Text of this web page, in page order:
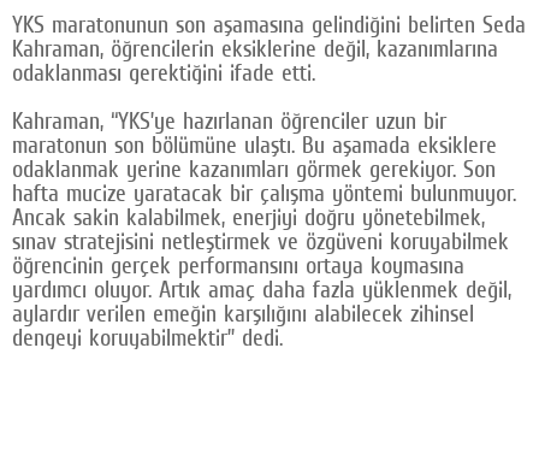
YKS maratonunun son aşamasına gelindiğini belirten Seda
Kahraman, öğrencilerin eksiklerine değil, kazanımlarına
odaklanması gerektiğini ifade etti.
Kahraman, “YKS’ye hazırlanan öğrenciler uzun bir
maratonun son bölümüne ulaştı. Bu aşamada eksiklere
odaklanmak yerine kazanımları görmek gerekiyor. Son
hafta mucize yaratacak bir çalışma yöntemi bulunmuyor.
Ancak sakin kalabilmek, enerjiyi doğru yönetebilmek,
sınav stratejisini netleştirmek ve özgüveni koruyabilmek
öğrencinin gerçek performansını ortaya koymasına
yardımcı oluyor. Artık amaç daha fazla yüklenmek değil,
aylardır verilen emeğin karşılığını alabilecek zihinsel
dengeyi koruyabilmektir” dedi.